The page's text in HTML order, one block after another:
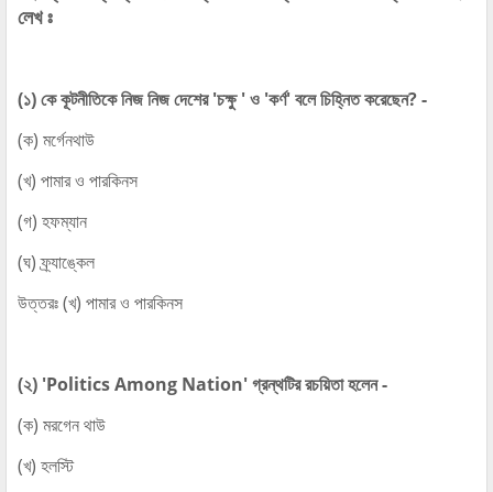
লেখ ঃ
(১) কে কূটনীতিকে নিজ নিজ দেশের 'চক্ষু ' ও 'কর্ণ' বলে চিহ্নিত করেছেন? -
(ক) মর্গেনথাউ
(খ) পামার ও পারকিনস
(গ) হফম্যান
(ঘ) ফ্র্যাঙ্কেল
উত্তরঃ (খ) পামার ও পারকিনস
(২) 'Politics Among Nation' গ্রন্থটির রচয়িতা হলেন -
(ক) মরগেন থাউ
(খ) হলস্টি